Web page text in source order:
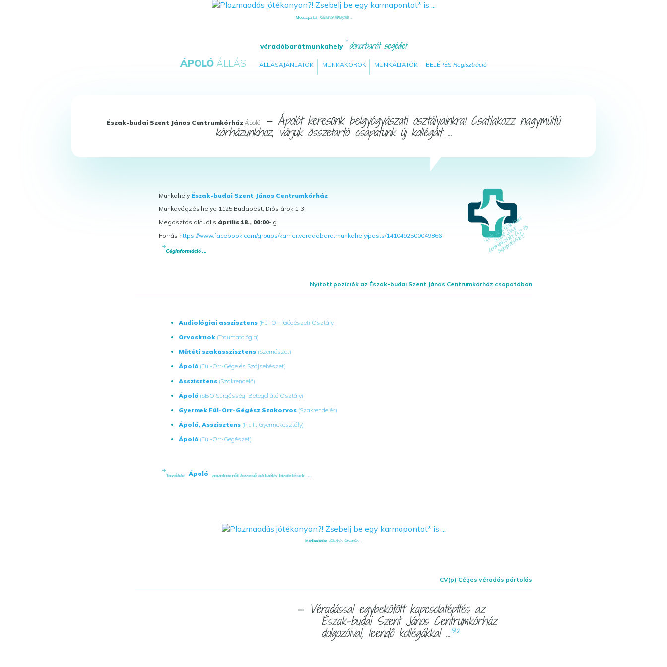
Médiaajánlat Kölcsönös támogatás ...
véradóbarátmunkahely donorbarát segédlet
ÁPOLÓÁLLÁS ÁLLÁSAJÁNLATOK MUNKAKÖRÖK MUNKÁLTATÓK BELÉPÉS Regisztráció
Észak-budai Szent János Centrumkórház Ápoló — Ápolót keresünk belgyógyászati osztályainkra! Csatlakozz nagymúltú
kórházunkhoz, várjuk összetartó csapatunk új kollégáit ...
Munkahely Észak-budai Szent János Centrumkórház
Munkavégzés helye 1125 Budapest, Diós árok 1-3.
Megosztás aktuális április 18., 00:00-ig.
Forrás https://www.facebook.com/groups/karrier.veradobaratmunkahely/posts/1410492500049866
Céginformáció ...
Nyitott pozíciók az Észak-budai Szent János Centrumkórház csapatában
Audiológiai asszisztens (Fül-Orr-Gégészeti Osztály)
Orvosírnok (Traumatológia)
Műtéti szakasszisztens (Szemészet)
Ápoló (Fül-Orr-Gége és Szájsebészet)
Asszisztens (Szakrendelő)
Ápoló (SBO Sürgősségi Betegellátó Osztály)
Gyermek Fül-Orr-Gégész Szakorvos (Szakrendelés)
Ápoló, Asszisztens (Pic II, Gyermekosztály)
Ápoló (Fül-Orr-Gégészet)
További Ápoló munkaerőt kereső aktuális hirdetések ...
Médiaajánlat Kölcsönös támogatás ...
CV(p) Céges véradás pártolás
— Véradással egybekötött kapcsolatépítés az
Észak-budai Szent János Centrumkórház
dolgozóival, leendő kollégákkal ...FAQ